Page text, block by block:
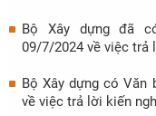
Bộ Xây dựng đã
09/7/2024 về việc trả
Bộ Xây dựng có Văn
về việc trả lời kiến